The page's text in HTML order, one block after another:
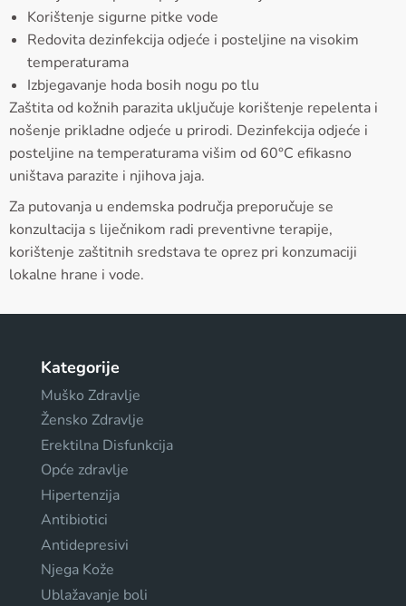
Korištenje sigurne pitke vode
Redovita dezinfekcija odjeće i posteljine na visokim
temperaturama
Izbjegavanje hoda bosih nogu po tlu
Zaštita od kožnih parazita uključuje korištenje repelenta i
nošenje prikladne odjeće u prirodi. Dezinfekcija odjeće i
posteljine na temperaturama višim od 60°C efikasno
uništava parazite i njihova jaja.
Za putovanja u endemska područja preporučuje se
konzultacija s liječnikom radi preventivne terapije,
korištenje zaštitnih sredstava te oprez pri konzumaciji
lokalne hrane i vode.
Kategorije
Muško Zdravlje
Žensko Zdravlje
Erektilna Disfunkcija
Opće zdravlje
Hipertenzija
Antibiotici
Antidepresivi
Njega Kože
Ublažavanje boli